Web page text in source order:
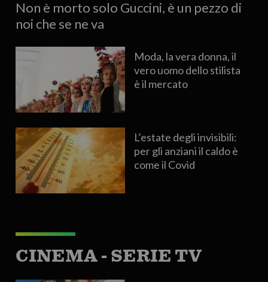
Non è morto solo Guccini, è un pezzo di
noi che se ne va
Moda, la vera donna, il
vero uomo dello stilista
è il mercato
L’estate degli invisibili:
per gli anziani il caldo è
come il Covid
CINEMA - SERIE TV